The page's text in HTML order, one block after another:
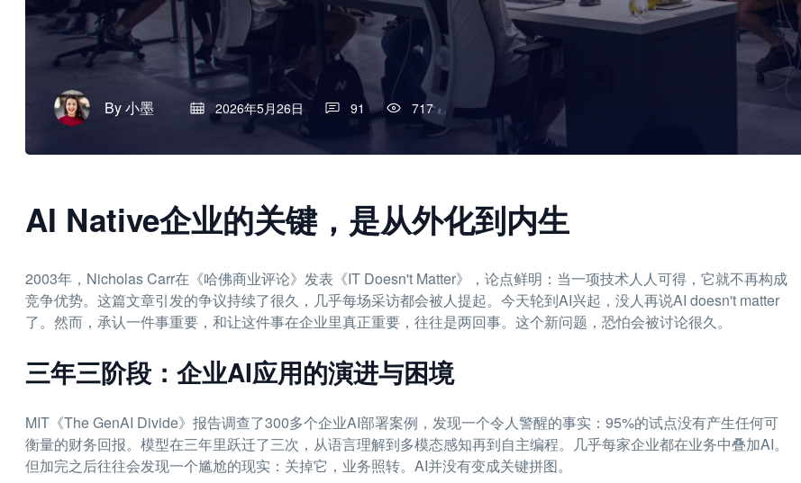
By小墨 2026年5月26日 91 717
AI Native企业的关键，是从外化到内生
2003年，Nicholas Carr在《哈佛商业评论》发表《IT Doesn't Matter》，论点鲜明：当一项技术人人可得，它就不再构成
竞争优势。这篇文章引发的争议持续了很久，几乎每场采访都会被人提起。今天轮到AI兴起，没人再说AI doesn't matter
了。然而，承认一件事重要，和让这件事在企业里真正重要，往往是两回事。这个新问题，恐怕会被讨论很久。
三年三阶段：企业AI应用的演进与困境
MIT《The GenAI Divide》报告调查了300多个企业AI部署案例，发现一个令人警醒的事实：95%的试点没有产生任何可
衡量的财务回报。模型在三年里跃迁了三次，从语言理解到多模态感知再到自主编程。几乎每家企业都在业务中叠加AI。
但加完之后往往会发现一个尴尬的现实：关掉它，业务照转。AI并没有变成关键拼图。